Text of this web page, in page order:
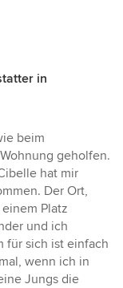
in
beim
geholfen.
hat mir
Der Ort,
Platz
und ich
für sich ist einfach
wenn ich in
Jungs die